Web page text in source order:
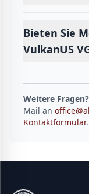
Bieten Sie
VulkanUS
Weitere Fragen?
Mail an
Kontaktformular.